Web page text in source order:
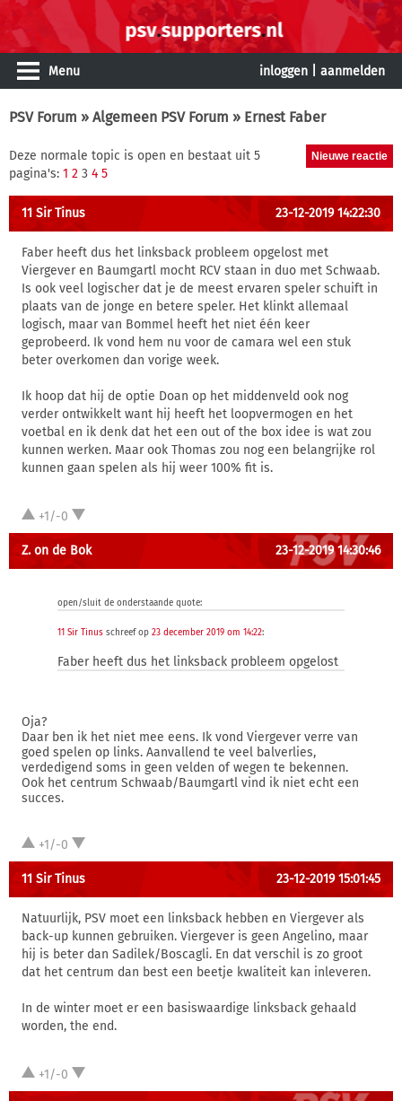
Menu inloggen aanmelden
PSV Forum » Algemeen PSV Forum » Ernest Faber
Deze normale topic is open en bestaat uit 5
pagina's: 1 2 3 4 5
11 Sir Tinus 23-12-2019 14:22:30
Faber heeft dus het linksback probleem opgelost met
Viergever en Baumgartl mocht RCV staan in duo met Schwaab.
Is ook veel logischer dat je de meest ervaren speler schuift in
plaats van de jonge en betere speler. Het klinkt allemaal
logisch, maar van Bommel heeft het niet één keer
geprobeerd. Ik vond hem nu voor de camara wel een stuk
beter overkomen dan vorige week.
Ik hoop dat hij de optie Doan op het middenveld ook nog
verder ontwikkelt want hij heeft het loopvermogen en het
voetbal en ik denk dat het een out of the box idee is wat zou
kunnen werken. Maar ook Thomas zou nog een belangrijke rol
kunnen gaan spelen als hij weer 100% fit is.
+1/-0
Z. on de Bok 23-12-2019 14:30:46
open/sluit de onderstaande quote:
11 Sir Tinus schreef op 23 december 2019 om 14:22:
Faber heeft dus het linksback probleem opgelost
Oja?
Daar ben ik het niet mee eens. Ik vond Viergever verre van
goed spelen op links. Aanvallend te veel balverlies,
verdedigend soms in geen velden of wegen te bekennen.
Ook het centrum Schwaab/Baumgartl vind ik niet echt een
succes.
+1/-0
11 Sir Tinus 23-12-2019 15:01:45
Natuurlijk, PSV moet een linksback hebben en Viergever als
back-up kunnen gebruiken. Viergever is geen Angelino, maar
hij is beter dan Sadilek/Boscagli. En dat verschil is zo groot
dat het centrum dan best een beetje kwaliteit kan inleveren.
In de winter moet er een basiswaardige linksback gehaald
worden, the end.
+1/-0